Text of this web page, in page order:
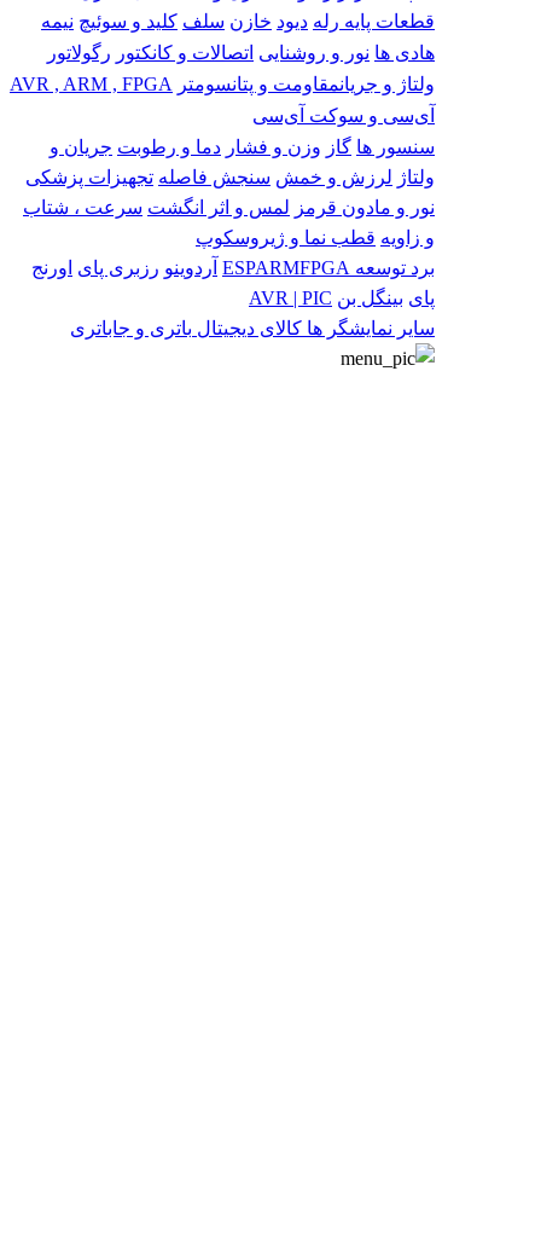
قطعات پایه رله دیود خازن سلف کلید و سوئیچ نیمه
هادی ها نور و روشنایی اتصالات و کانکتور رگولاتور
ولتاژ و جریانمقاومت و پتانسومتر
AVR , ARM , FPGA
آی‌سی و سوکت آی‌سی
سنسور ها گاز وزن و فشار دما و رطوبت جریان و
ولتاژ لرزش و خمش سنجش فاصله تجهیزات پزشکی
نور و مادون قرمز لمس و اثر انگشت سرعت ، شتاب
و زاویه قطب نما و ژیروسکوپ
برد توسعه
ESPARMFPGA آردوینو رزبری پای اورنج
پای بینگل بن AVR | PIC
سایر نمایشگر ها کالای دیجیتال باتری و جاباتری